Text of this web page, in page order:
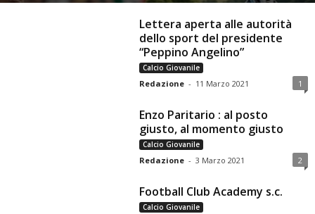
Lettera aperta alle autorità
dello sport del presidente
“Peppino Angelino”
Calcio Giovanile
Redazione - 11 Marzo 2021 1
Enzo Paritario : al posto
giusto, al momento giusto
Calcio Giovanile
Redazione - 3 Marzo 2021 2
Football Club Academy s.c.
Calcio Giovanile